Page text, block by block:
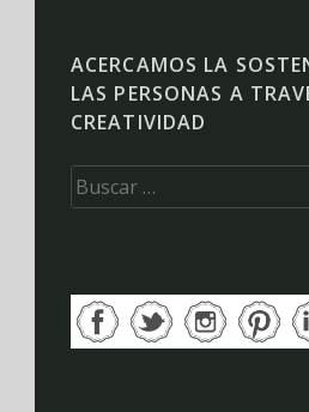
ACERCAMOS LA
LAS PERSONAS A
CREATIVIDAD
Buscar: